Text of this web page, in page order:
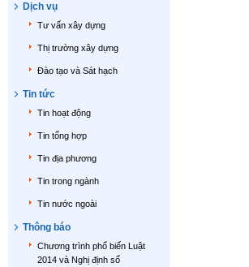
Dịch vụ
Tư vấn xây dựng
Thị trường xây dựng
Đào tạo và Sát hạch
Tin tức
Tin hoạt động
Tin tổng hợp
Tin địa phương
Tin trong ngành
Tin nước ngoài
Thông báo
Chương trình phổ biến Luật
2014 và Nghị định số